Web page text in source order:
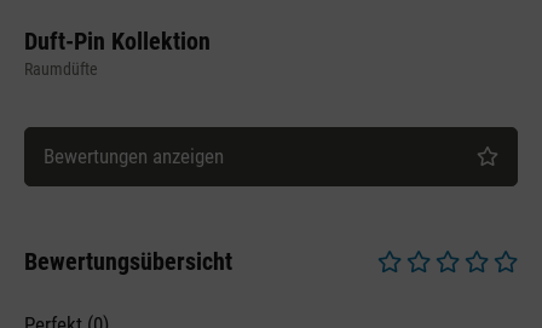
Duft-Pin Kollektion
Raumdüfte
Bewertungen anzeigen
Bewertungsübersicht